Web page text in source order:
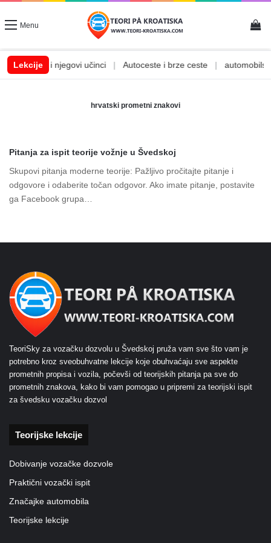
Menu
Lekcije
Alkohol i njegovi učinci Autoceste i brze ceste
hrvatski prometni znakovi
Pitanja za ispit teorije vožnje u Švedskoj
Skupovi pitanja moderne teorije: Pažljivo pročitajte pitanje i
odgovore i odaberite točan odgovor. Ako imate pitanje, postavite
ga Facebook grupa…
TeoriSky za vozačku dozvolu u Švedskoj pruža vam sve što vam je
potrebno kroz sveobuhvatne lekcije koje obuhvaćaju sve aspekte
prometnih propisa i vozila, počevši od teorijskih pitanja pa sve do
prometnih znakova, kako bi vam pomogao u pripremi za teorijski ispit
za švedsku vozačku dozvol
Teorijske lekcije
Dobivanje vozačke dozvole
Praktični vozački ispit
Značajke automobila
Teorijske lekcije